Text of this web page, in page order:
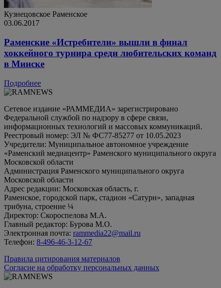
Кузнецовское Раменское
03.06.2017
Раменские «Истребители» вышли в финал
хоккейного турнира среди любительских команд
в Минске
Подробнее
Сетевое издание «РАММЕДИА» зарегистрировано
Федеральной службой по надзору в сфере связи,
информационных технологий и массовых коммуникаций.
Реестровый номер: ЭЛ № ФС77-85277 от 10.05.2023
Учредители: Муниципальное автономное учреждение
«Раменский медиацентр» Раменского муниципального округа
Московской области
Администрация Раменского муниципального округа
Московской области
Адрес редакции: Московская область, г.
Раменское, городской парк, стадион «Сатурн», западная
трибуна, строение ¼
Директор: Скороспелова М.А.
Главный редактор: Бурова М.О.
Электронная почта: rammedia22@mail.ru
Телефон: 8-496-46-3-12-67
Правила цитирования материалов
Согласие на обработку персональных данных